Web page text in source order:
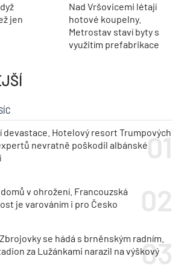
jen
Nad Vršovicemi létají
hotové koupelny.
Metrostav staví byty s
využitím prefabrikace
devastace. Hotelový resort Trumpových
nevratně poškodil albánské
v ohrožení. Francouzská
je varováním i pro Česko
se hádá s brněnským radním.
za Lužánkami narazil na výškový